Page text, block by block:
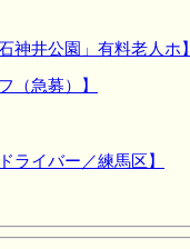
井公園」有料老人ホ】
（急募）】
イバー／練馬区】